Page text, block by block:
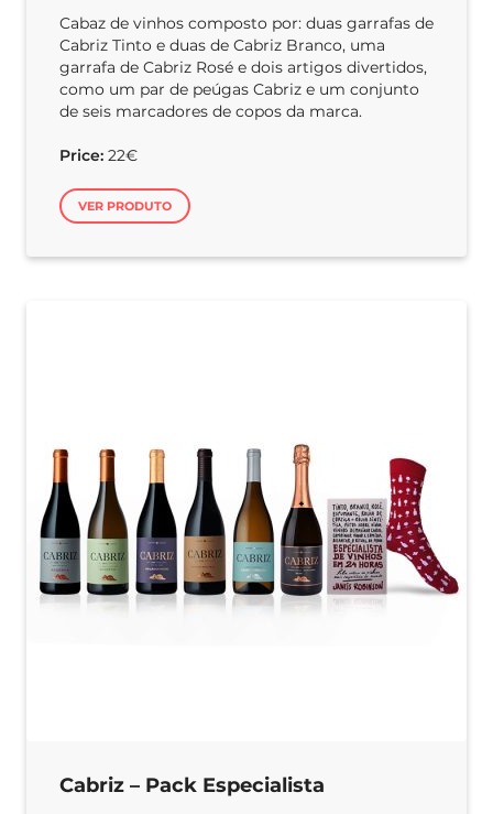
Cabaz de vinhos composto por: duas garrafas de
Cabriz Tinto e duas de Cabriz Branco, uma
garrafa de Cabriz Rosé e dois artigos divertidos,
como um par de peúgas Cabriz e um conjunto
de seis marcadores de copos da marca.
Price: 22€
VER PRODUTO
Cabriz – Pack Especialista